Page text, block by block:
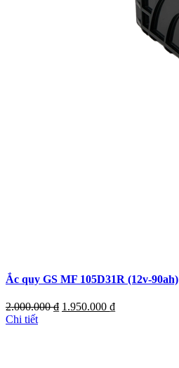
Ắc quy GS MF 105D31R (12v-90ah)
2.000.000₫ 1.950.000 ₫
Chi tiết